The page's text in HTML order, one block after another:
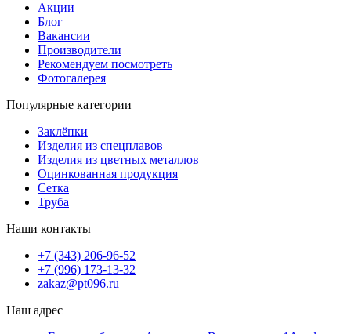
Акции
Блог
Вакансии
Производители
Рекомендуем посмотреть
Фотогалерея
Популярные категории
Заклёпки
Изделия из спецплавов
Изделия из цветных металлов
Оцинкованная продукция
Сетка
Труба
Наши контакты
+7 (343) 206-96-52
+7 (996) 173-13-32
zakaz@pt096.ru
Наш адрес